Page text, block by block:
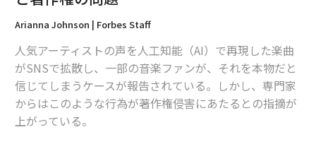
Arianna Johnson | Forbes Staff
人気アーティストの声を人工知能（AI）で再現した楽曲
がSNSで拡散し、一部の音楽ファンが、それを本物だと
信じてしまうケースが報告されている。しかし、専門家
からはこのような行為が著作権侵害にあたるとの指摘が
上がっている。